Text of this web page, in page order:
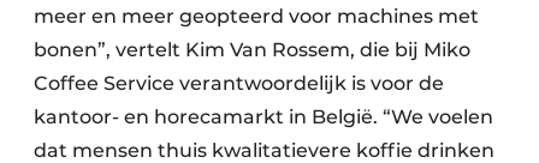
meer en meer geopteerd voor machines met
bonen”, vertelt Kim Van Rossem, die bij Miko
Coffee Service verantwoordelijk is voor de
kantoor- en horecamarkt in België. “We voelen
dat mensen thuis kwalitatievere koffie drinken